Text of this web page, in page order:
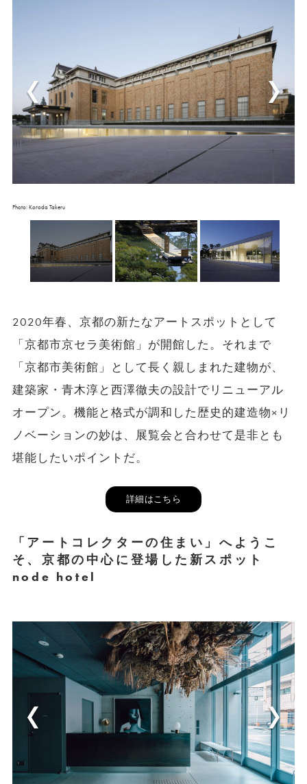
Photo: Koroda Takeru
2020年春、京都の新たなアートスポットとして
「京都市京セラ美術館」が開館した。それまで
「京都市美術館」として長く親しまれた建物が、
建築家・青木淳と西澤徹夫の設計でリニューアル
オープン。機能と格式が調和した歴史的建造物×リ
ノベーションの妙は、展覧会と合わせて是非とも
堪能したいポイントだ。
詳細はこちら
「アートコレクターの住まい」へようこ
そ、京都の中心に登場した新スポット
node hotel